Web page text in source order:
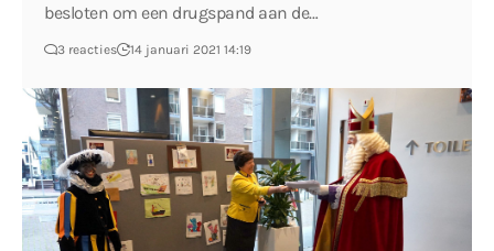
besloten om een drugspand aan de…
3 reacties 14 januari 2021 14:19